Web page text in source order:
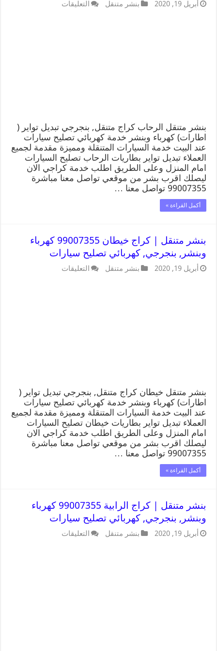
أبريل 19, 2020 بنشر متنقل التعليقات
بنشر متنقل الرحاب كراج متنقل, بنجرجي تبديل تواير (
اطارات) كهرباء وبنشر خدمة كهربائي تصليح سيارات
عند البيت خدمة السيارات المتنقلة ومميزة مقدمة لجميع
العملاء تبديل تواير بطاريات الرحاب تصليح السيارات
امام المنزل وعلى الطريق اطلب خدمة كراجي الان
ليصلك اقرب بشر من موقعي تواصل معنا مباشرة
99007355 تواصل معنا …
أكمل القراءة »
بنشر متنقل | كراج خيطان 99007355 كهرباء
وبنشر, بنجرجي, كهربائي تصليح سيارات
أبريل 19, 2020 بنشر متنقل التعليقات
بنشر متنقل خيطان كراج متنقل, بنجرجي تبديل تواير (
اطارات) كهرباء وبنشر خدمة كهربائي تصليح سيارات
عند البيت خدمة السيارات المتنقلة ومميزة مقدمة لجميع
العملاء تبديل تواير بطاريات خيطان تصليح السيارات
امام المنزل وعلى الطريق اطلب خدمة كراجي الان
ليصلك اقرب بشر من موقعي تواصل معنا مباشرة
99007355 تواصل معنا …
أكمل القراءة »
بنشر متنقل | كراج الرابية 99007355 كهرباء
وبنشر, بنجرجي, كهربائي تصليح سيارات
أبريل 19, 2020 بنشر متنقل التعليقات